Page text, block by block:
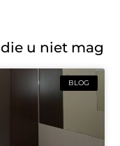
die u niet mag
BLOG